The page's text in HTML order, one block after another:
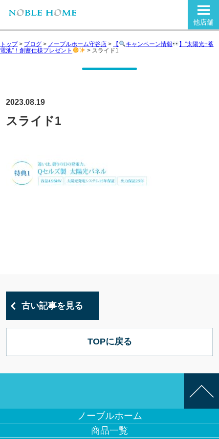
他店舗
トップ> ブログ > ノーブルホーム守谷店 > 【 キャンペーン情報
】”太陽光+蓄
電池”！創蓄仕様プレゼント
> スライド1
2023.08.19
スライド1
古い記事を見る
TOPに戻る
ノーブルホーム
商品一覧